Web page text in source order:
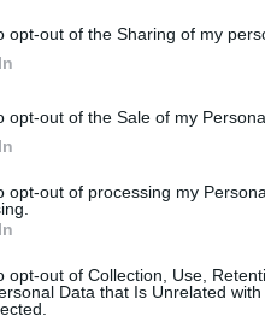
opt-out of the Sharing of my
opt-out of the Sale of my
opt-out of processing my
opt-out of Collection, Use,
Data that Is Unrelated
διάφοροι τύποι
ενέσεων και των
συνοδεύονται
χρονικό διάστημα.
εγκεφάλου
Dr. Ki-young Shin